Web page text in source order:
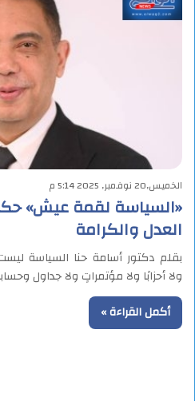
الخميس,20 نوفمبر, 2025 5:14 م
«السياسة لقمة عيش»
العدل والكرامة
بقلم دكتور أسامة حنا السياسة
ولا أحزابًا ولا مؤتمراتٍ ولا جداول
أكمل القراءة »